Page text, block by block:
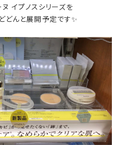
イプノスシリーズを
どんと展開予定です✨